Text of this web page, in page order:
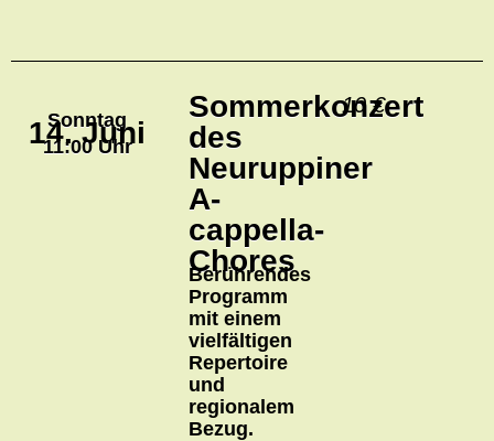
Sonntag
14. Juni
11:00 Uhr
Sommerkonzert
des
Neuruppiner
A-
cappella-
Chores
Berührendes
Programm
mit einem
vielfältigen
Repertoire
und
regionalem
Bezug.
10 €